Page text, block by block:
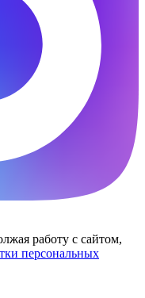
работу с сайтом,
персональных